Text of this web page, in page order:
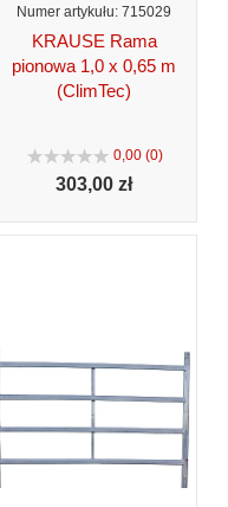
Numer artykułu: 715029
KRAUSE Rama
pionowa 1,0 x 0,65 m
(ClimTec)
0,00 (0)
303,00 zł